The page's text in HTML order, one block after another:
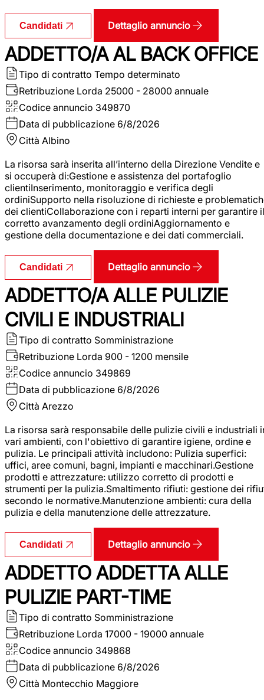
Candidati Dettaglio annuncio
ADDETTO/A AL BACK OFFICE
Tipo di contratto Tempo determinato
Retribuzione Lorda 25000 - 28000 annuale
Codice annuncio 349870
Data di pubblicazione 6/8/2026
Città Albino
La risorsa sarà inserita all’interno della Direzione Vendite e
si occuperà di:Gestione e assistenza del portafoglio
clientiInserimento, monitoraggio e verifica degli
ordiniSupporto nella risoluzione di richieste e
dei clientiCollaborazione con i reparti interni per garantire il
corretto avanzamento degli ordiniAggiornamento e
gestione della documentazione e dei dati commerciali.
Candidati Dettaglio annuncio
ADDETTO/A ALLE PULIZIE
CIVILI E INDUSTRIALI
Tipo di contratto Somministrazione
Retribuzione Lorda 900 - 1200 mensile
Codice annuncio 349869
Data di pubblicazione 6/8/2026
Città Arezzo
La risorsa sarà responsabile delle pulizie civili e industriali
vari ambienti, con l'obiettivo di garantire igiene, ordine e
pulizia. Le principali attività includono: Pulizia superfici:
uffici, aree comuni, bagni, impianti e macchinari.Gestione
prodotti e attrezzature: utilizzo corretto di prodotti e
strumenti per la pulizia.Smaltimento rifiuti: gestione dei
secondo le normative.Manutenzione ambienti: cura della
pulizia e della manutenzione delle attrezzature.
Candidati Dettaglio annuncio
ADDETTO ADDETTA ALLE
PULIZIE PART-TIME
Tipo di contratto Somministrazione
Retribuzione Lorda 17000 - 19000 annuale
Codice annuncio 349868
Data di pubblicazione 6/8/2026
Città Montecchio Maggiore